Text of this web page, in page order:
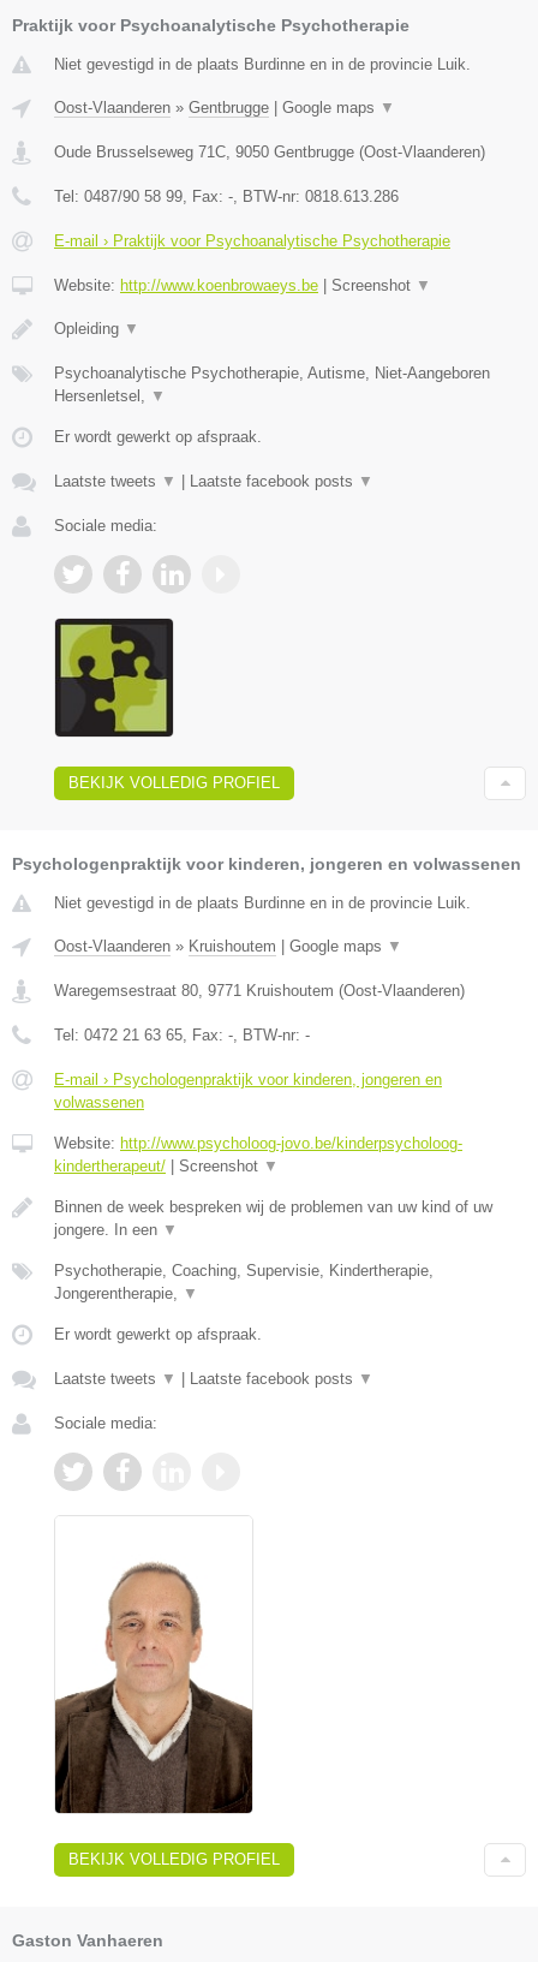
Praktijk voor Psychoanalytische Psychotherapie
Niet gevestigd in de plaats Burdinne en in de provincie Luik.
Oost-Vlaanderen » Gentbrugge Google maps ▼
Oude Brusselseweg 71C, 9050 Gentbrugge (Oost-Vlaanderen)
Tel: 0487/90 58 99, Fax: -, BTW-nr: 0818.613.286
E-mail › Praktijk voor Psychoanalytische Psychotherapie
Website: http://www.koenbrowaeys.be Screenshot ▼
Opleiding ▼
Psychoanalytische Psychotherapie, Autisme, Niet-Aangeboren
Hersenletsel, ▼
Er wordt gewerkt op afspraak.
Laatste tweets ▼ Laatste facebook posts ▼
Sociale media:
BEKIJK VOLLEDIG PROFIEL
Psychologenpraktijk voor kinderen, jongeren en volwassenen
Niet gevestigd in de plaats Burdinne en in de provincie Luik.
Oost-Vlaanderen » Kruishoutem Google maps ▼
Waregemsestraat 80, 9771 Kruishoutem (Oost-Vlaanderen)
Tel: 0472 21 63 65, Fax: -, BTW-nr: -
E-mail › Psychologenpraktijk voor kinderen, jongeren en
volwassenen
Website: http://www.psycholoog-jovo.be/kinderpsycholoog-
kindertherapeut/
Screenshot ▼
Binnen de week bespreken wij de problemen van uw kind of uw
jongere. In een ▼
Psychotherapie, Coaching, Supervisie, Kindertherapie,
Jongerentherapie, ▼
Er wordt gewerkt op afspraak.
Laatste tweets ▼ Laatste facebook posts ▼
Sociale media:
BEKIJK VOLLEDIG PROFIEL
Gaston Vanhaeren